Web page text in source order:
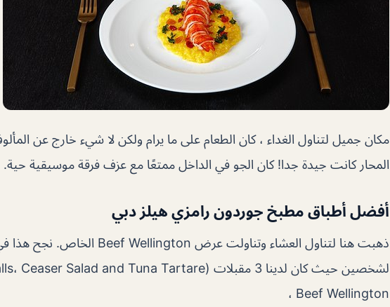
مكان جميل لتناول الغداء ، كان الطعام على ما يرام ولكن لا شيء خارج عن
المحار كانت جيدة جدا! كان الجو في الداخل ممتعًا مع عزف فرقة موسيقية حية.
أفضل أطباق مطبخ جوردون رامزي هيلز دبي
Beef Wellington ،